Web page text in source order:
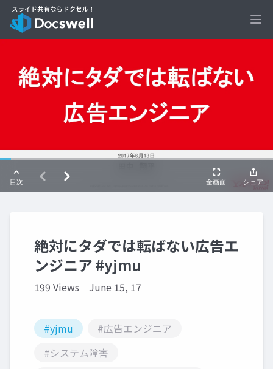
絶対にタダでは転ばない広告エ
ンジニア #yjmu
199 Views June 15, 17
#yjmu
#広告エンジニア
#システム障害